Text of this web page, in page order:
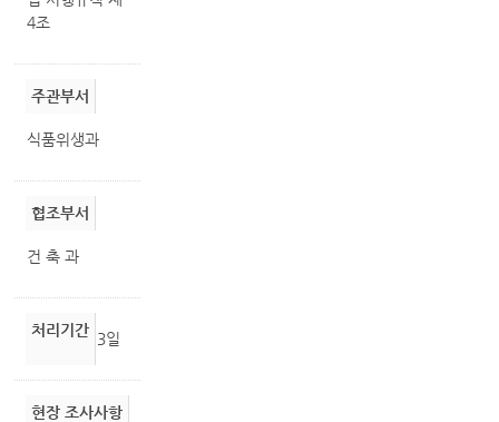
4조
주관부서
식품위생과
협조부서
건 축 과
처리기간 3일
현장 조사사항